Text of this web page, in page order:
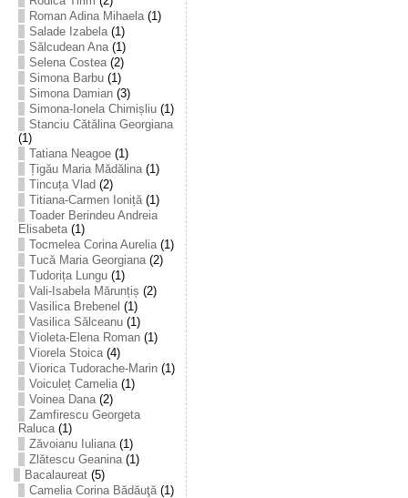
Roman Adina Mihaela(1)
Salade Izabela(1)
Sălcudean Ana(1)
Selena Costea(2)
Simona Barbu(1)
Simona Damian(3)
Simona-Ionela Chimișliu(1)
Stanciu Cătălina Georgiana
(1)
Tatiana Neagoe(1)
Țigău Maria Mădălina(1)
Tincuța Vlad (2)
Titiana-Carmen Ioniță(1)
Toader Berindeu Andreia
Elisabeta(1)
Tocmelea Corina Aurelia(1)
Tucă Maria Georgiana(2)
Tudorița Lungu(1)
Vali-Isabela Mărunțiș (2)
Vasilica Brebenel (1)
Vasilica Sălceanu(1)
Violeta-Elena Roman(1)
Viorela Stoica(4)
Viorica Tudorache-Marin(1)
Voiculeț Camelia(1)
Voinea Dana(2)
Zamfirescu Georgeta
Raluca(1)
Zăvoianu Iuliana(1)
Zlătescu Geanina(1)
Bacalaureat(5)
Camelia Corina Bădăuţă(1)